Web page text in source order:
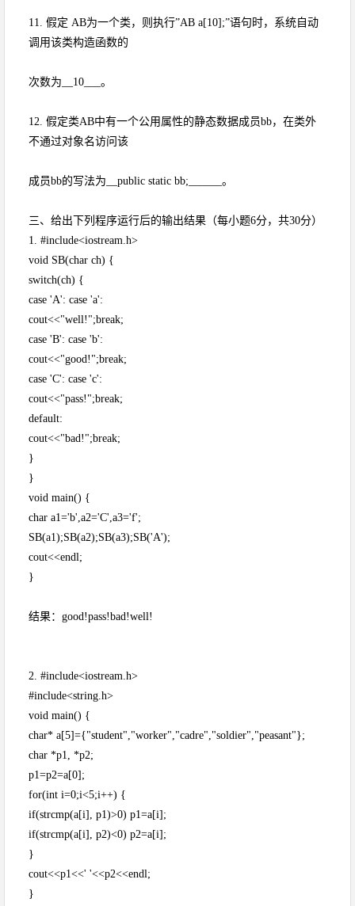
11. 假定 AB为一个类，则执行”AB a[10];”语句时，系统自动
调用该类构造函数的
次数为__10___。
12. 假定类AB中有一个公用属性的静态数据成员bb，在类外
不通过对象名访问该
成员bb的写法为__public static bb;______。
三、给出下列程序运行后的输出结果（每小题6分，共30分）
1. #include<iostream.h>
void SB(char ch) {
switch(ch) {
case 'A': case 'a':
cout<<"well!";break;
case 'B': case 'b':
cout<<"good!";break;
case 'C': case 'c':
cout<<"pass!";break;
default:
cout<<"bad!";break;
}
}
void main() {
char a1='b',a2='C',a3='f';
SB(a1);SB(a2);SB(a3);SB('A');
cout<<endl;
}
结果：good!pass!bad!well!
2. #include<iostream.h>
#include<string.h>
void main() {
char* a[5]={"student","worker","cadre","soldier","peasant"};
char *p1, *p2;
p1=p2=a[0];
for(int i=0;i<5;i++) {
if(strcmp(a[i], p1)>0) p1=a[i];
if(strcmp(a[i], p2)<0) p2=a[i];
}
cout<<p1<<' '<<p2<<endl;
}